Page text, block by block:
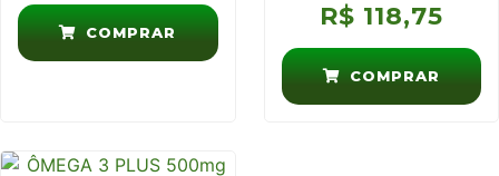
COMPRAR
R$ 118,75
COMPRAR